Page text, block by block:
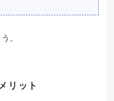
。
リット